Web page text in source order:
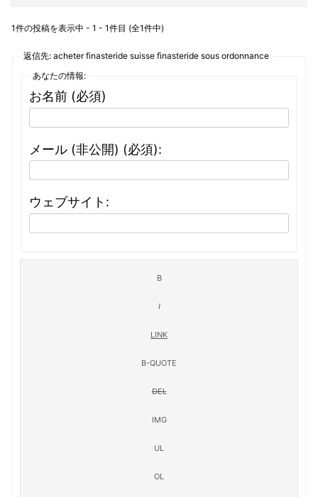
1件の投稿を表示中 - 1 - 1件目 (全1件中)
返信先: acheter finasteride suisse finasteride sous ordonnance
あなたの情報:
お名前 (必須)
メール (非公開) (必須):
ウェブサイト: